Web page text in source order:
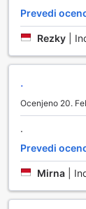
Prevedi
Rezky
.
Ocenjeno 20.
.
Prevedi
Mirna